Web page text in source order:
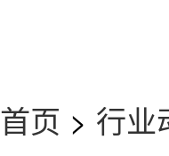
首页 > 行业